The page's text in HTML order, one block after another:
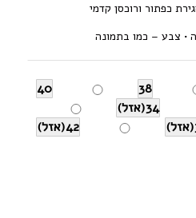
כפתור ורוכסן קדמי
38
40
34(אזל)
42(אזל)